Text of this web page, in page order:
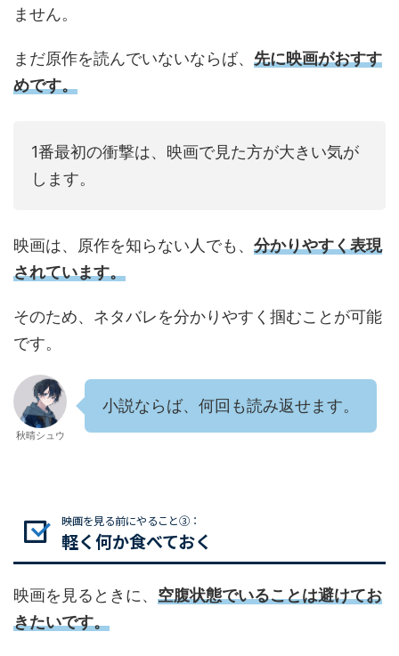
ません。
まだ原作を読んでいないならば、 先に映画がおすす
めです。
1番最初の衝撃は、映画で見た方が大きい気が
します。
映画は、原作を知らない人でも、 分かりやすく表現
されています。
そのため、ネタバレを分かりやすく掴むことが可能
です。
秋晴シュウ
小説ならば、何回も読み返せます。
映画を見る前にやること③：
軽く何か食べておく
映画を見るときに、 空腹状態でいることは避けてお
きたいです。